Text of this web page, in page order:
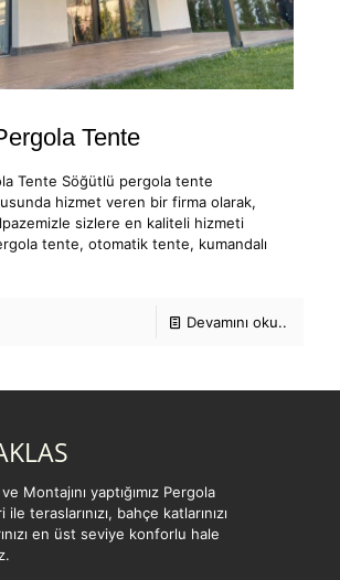
Tente
Tente Söğütlü pergola tente
hizmet veren bir firma olarak,
sizlere en kaliteli hizmeti
tente, otomatik tente, kumandalı
Devamını oku..
Montajını yaptığımız Pergola
teraslarınızı, bahçe katlarınızı
en üst seviye konforlu hale